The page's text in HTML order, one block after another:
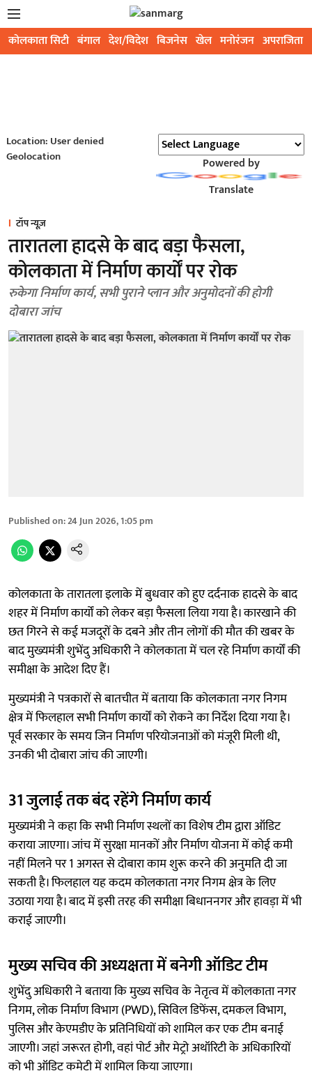
कोलकाता सिटी बंगाल देश/विदेश बिजनेस खेल मनोरंजन अपराजिता
Location: User denied
Geolocation
Powered by
Translate
टॉप न्यूज़
तारातला हादसे के बाद बड़ा फैसला,
कोलकाता में निर्माण कार्यों पर रोक
रुकेगा निर्माण कार्य, सभी पुराने प्लान और अनुमोदनों की होगी
दोबारा जांच
Published on:24 Jun 2026, 1:05 pm
कोलकाता के तारातला इलाके में बुधवार को हुए दर्दनाक हादसे के बाद
शहर में निर्माण कार्यों को लेकर बड़ा फैसला लिया गया है। कारखाने की
छत गिरने से कई मजदूरों के दबने और तीन लोगों की मौत की खबर के
बाद मुख्यमंत्री शुभेंदु अधिकारी ने कोलकाता में चल रहे निर्माण कार्यों की
समीक्षा के आदेश दिए हैं।
मुख्यमंत्री ने पत्रकारों से बातचीत में बताया कि कोलकाता नगर निगम
क्षेत्र में फिलहाल सभी निर्माण कार्यों को रोकने का निर्देश दिया गया है।
पूर्व सरकार के समय जिन निर्माण परियोजनाओं को मंजूरी मिली थी,
उनकी भी दोबारा जांच की जाएगी।
31 जुलाई तक बंद रहेंगे निर्माण कार्य
मुख्यमंत्री ने कहा कि सभी निर्माण स्थलों का विशेष टीम द्वारा ऑडिट
कराया जाएगा। जांच में सुरक्षा मानकों और निर्माण योजना में कोई कमी
नहीं मिलने पर 1 अगस्त से दोबारा काम शुरू करने की अनुमति दी जा
सकती है। फिलहाल यह कदम कोलकाता नगर निगम क्षेत्र के लिए
उठाया गया है। बाद में इसी तरह की समीक्षा बिधाननगर और हावड़ा में भी
कराई जाएगी।
मुख्य सचिव की अध्यक्षता में बनेगी ऑडिट टीम
शुभेंदु अधिकारी ने बताया कि मुख्य सचिव के नेतृत्व में कोलकाता नगर
निगम, लोक निर्माण विभाग (PWD), सिविल डिफेंस, दमकल विभाग,
पुलिस और केएमडीए के प्रतिनिधियों को शामिल कर एक टीम बनाई
जाएगी। जहां जरूरत होगी, वहां पोर्ट और मेट्रो अथॉरिटी के अधिकारियों
को भी ऑडिट कमेटी में शामिल किया जाएगा।